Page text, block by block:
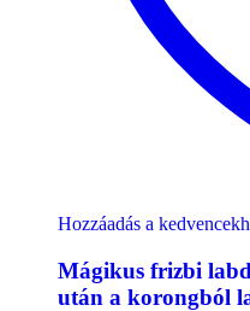
Hozzáadás a
Mágikus frizbi
után a korongból